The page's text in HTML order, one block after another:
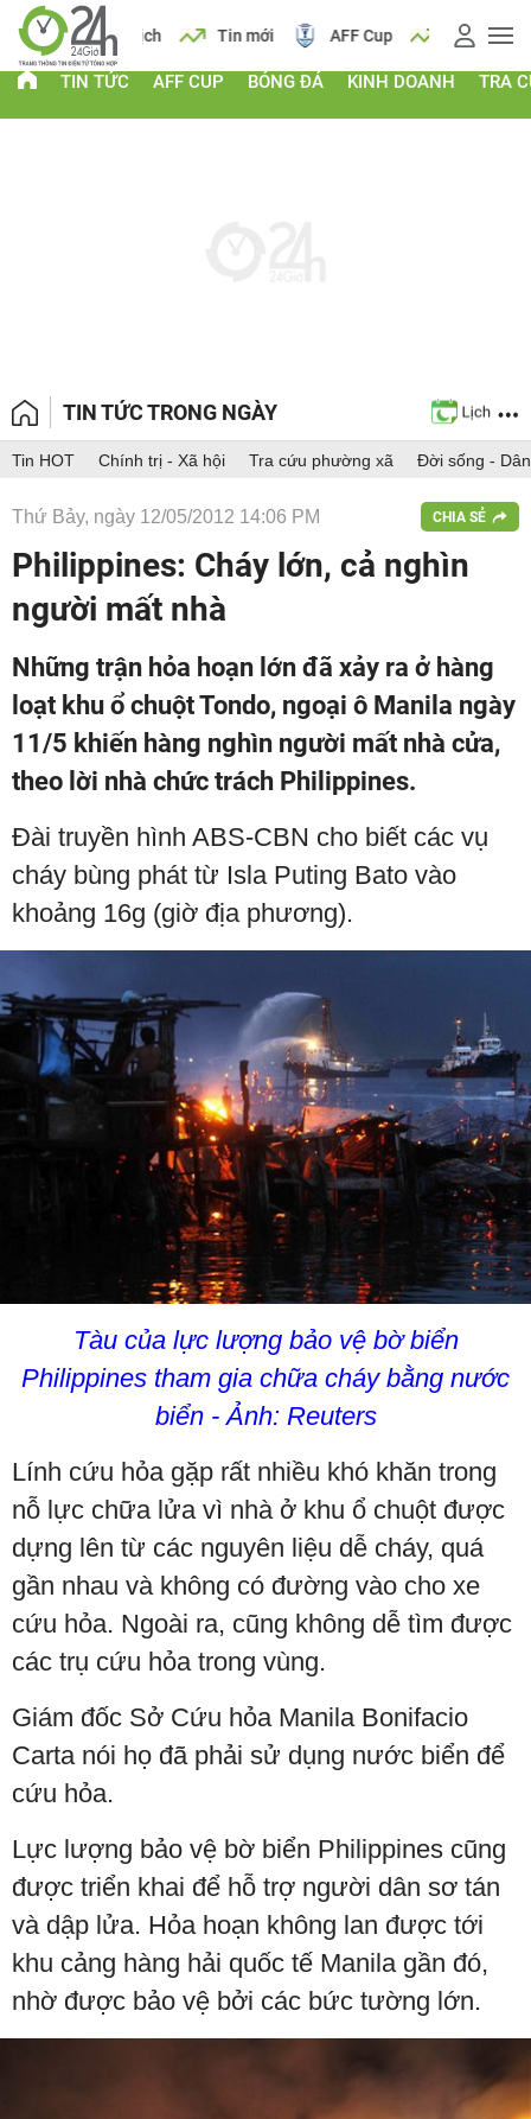
Lịch Tin mới AFF Cup Giá vàng
TIN TỨC AFF CUP BÓNG ĐÁ KINH DOANH TRA
TIN TỨC TRONG NGÀY
Tin HOT Chính trị - Xã hội Tra cứu phường xã Đời sống -
Thứ Bảy, ngày 12/05/2012 14:06 PM CHIA SẺ
Philippines: Cháy lớn, cả nghìn
người mất nhà
Những trận hỏa hoạn lớn đã xảy ra ở hàng
loạt khu ổ chuột Tondo, ngoại ô Manila ngày
11/5 khiến hàng nghìn người mất nhà cửa,
theo lời nhà chức trách Philippines.
Đài truyền hình ABS-CBN cho biết các vụ
cháy bùng phát từ Isla Puting Bato vào
khoảng 16g (giờ địa phương).
Tàu của lực lượng bảo vệ bờ biển
Philippines tham gia chữa cháy bằng nước
biển - Ảnh: Reuters
Lính cứu hỏa gặp rất nhiều khó khăn trong
nỗ lực chữa lửa vì nhà ở khu ổ chuột được
dựng lên từ các nguyên liệu dễ cháy, quá
gần nhau và không có đường vào cho xe
cứu hỏa. Ngoài ra, cũng không dễ tìm được
các trụ cứu hỏa trong vùng.
Giám đốc Sở Cứu hỏa Manila Bonifacio
Carta nói họ đã phải sử dụng nước biển để
cứu hỏa.
Lực lượng bảo vệ bờ biển Philippines cũng
được triển khai để hỗ trợ người dân sơ tán
và dập lửa. Hỏa hoạn không lan được tới
khu cảng hàng hải quốc tế Manila gần đó,
nhờ được bảo vệ bởi các bức tường lớn.